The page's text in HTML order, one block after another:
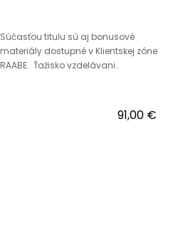
Súčasťou titulu sú aj bonusové
materiály dostupné v Klientskej zóne
RAABE. Ťažisko vzdelávani..
91,00 €